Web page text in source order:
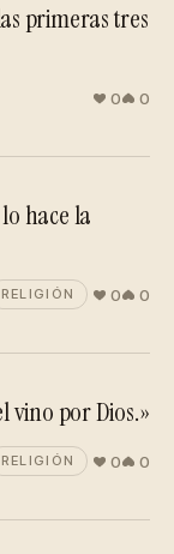
primeras tres
0 0
hace la
RELIGIÓN 0 0
vino por Dios.»
RELIGIÓN 0 0